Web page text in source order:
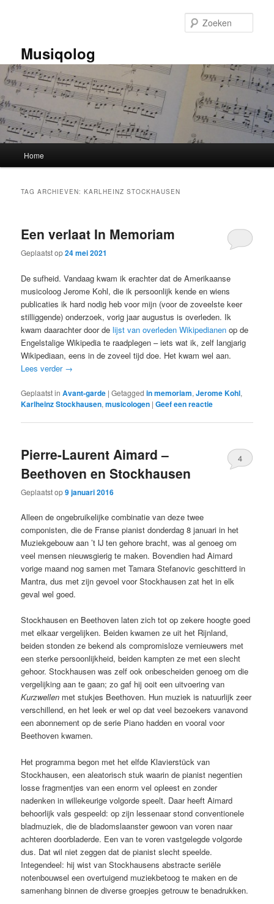
inhoud
inhoudMusiqolog
Home
TAG ARCHIEVEN:KARLHEINZ STOCKHAUSEN
Een verlaat In Memoriam
Geplaatst op24 mei 2021
De sufheid. Vandaag kwam ik erachter dat de Amerikaanse
musicoloog Jerome Kohl, die ik persoonlijk kende en wiens
publicaties ik hard nodig heb voor mijn (voor de zoveelste keer
stilliggende) onderzoek, vorig jaar augustus is overleden. Ik
kwam daarachter door delijst van overleden Wikipedianen op de
Engelstalige Wikipedia te raadplegen – iets wat ik, zelf langjarig
Wikipediaan, eens in de zoveel tijd doe. Het kwam wel aan.
Lees verder →
Geplaatst in Avant-garde |Getagged in memoriam,Jerome Kohl,
Karlheinz Stockhausen,musicologen |Geef een reactie
Pierre-Laurent Aimard –
Beethoven en Stockhausen
Geplaatst op9 januari 2016
4
Alleen de ongebruikelijke combinatie van deze twee
componisten, die de Franse pianist donderdag 8 januari in het
Muziekgebouw aan ’t IJ ten gehore bracht, was al genoeg om
veel mensen nieuwsgierig te maken. Bovendien had Aimard
vorige maand nog samen met Tamara Stefanovic geschitterd in
Mantra, dus met zijn gevoel voor Stockhausen zat het in elk
geval wel goed.
Stockhausen en Beethoven laten zich tot op zekere hoogte goed
met elkaar vergelijken. Beiden kwamen ze uit het Rijnland,
beiden stonden ze bekend als compromisloze vernieuwers met
een sterke persoonlijkheid, beiden kampten ze met een slecht
gehoor. Stockhausen was zelf ook onbescheiden genoeg om die
vergelijking aan te gaan; zo gaf hij ooit een uitvoering van
Kurzwellen met stukjes Beethoven. Hun muziek is natuurlijk zeer
verschillend, en het leek er wel op dat veel bezoekers vanavond
een abonnement op de serie Piano hadden en vooral voor
Beethoven kwamen.
Het programma begon met het elfde Klavierstück van
Stockhausen, een aleatorisch stuk waarin de pianist negentien
losse fragmentjes van een enorm vel opleest en zonder
nadenken in willekeurige volgorde speelt. Daar heeft Aimard
behoorlijk vals gespeeld: op zijn lessenaar stond conventionele
bladmuziek, die de bladomslaanster gewoon van voren naar
achteren doorbladerde. Een van te voren vastgelegde volgorde
dus. Dat wil niet zeggen dat de pianist slecht speelde.
Integendeel: hij wist van Stockhausens abstracte seriële
notenbouwsel een overtuigend muziekbetoog te maken en de
samenhang binnen de diverse groepjes getrouw te benadrukken.